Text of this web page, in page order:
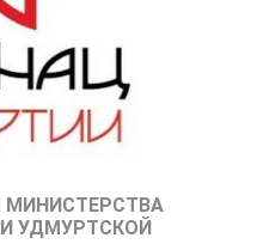
МИНИСТЕРСТВА
УДМУРТСКОЙ